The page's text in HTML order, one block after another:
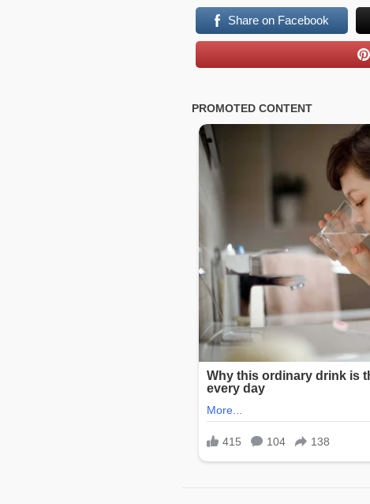
Share on Facebook